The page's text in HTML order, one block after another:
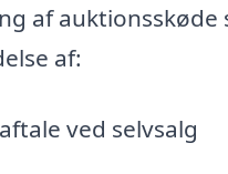
af auktionsskøde
af:
ved selvsalg